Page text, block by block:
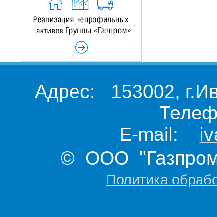
Адрес: 153002,
E-mail:
© ООО "Газпром
Политика